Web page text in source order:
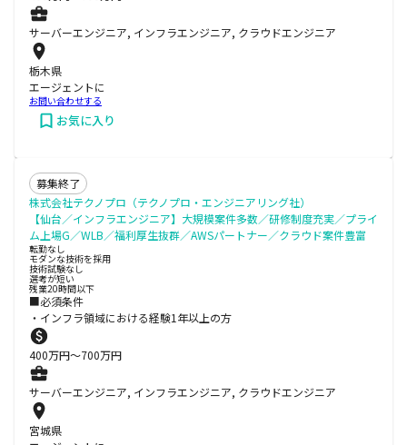
サーバーエンジニア, インフラエンジニア, クラウドエンジニア
栃木県
エージェントに
お問い合わせする
お気に入り
募集終了
株式会社テクノプロ（テクノプロ・エンジニアリング社）
【仙台／インフラエンジニア】大規模案件多数／研修制度充実／プライ
ム上場G／WLB／福利厚生抜群／AWSパートナー／クラウド案件豊富
転勤なし
モダンな技術を採用
技術試験なし
選考が短い
残業20時間以下
■必須条件
・インフラ領域における経験1年以上の方
400万円〜700万円
サーバーエンジニア, インフラエンジニア, クラウドエンジニア
宮城県